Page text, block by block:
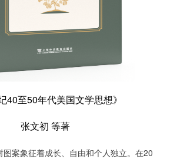
40至50年代美国文学思想》
张文初 等著
图案象征着成长、自由和个人独立。在20